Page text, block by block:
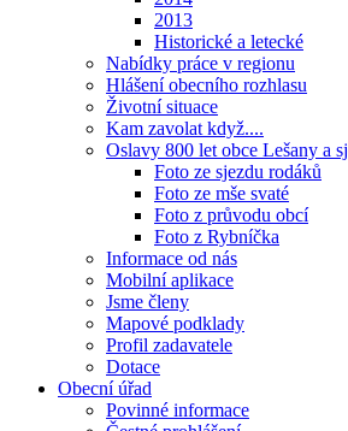
2013
Historické a letecké
Nabídky práce v regionu
Hlášení obecního rozhlasu
Životní situace
Kam zavolat když....
Oslavy 800 let obce Lešany a
Foto ze sjezdu rodáků
Foto ze mše svaté
Foto z průvodu obcí
Foto z Rybníčka
Informace od nás
Mobilní aplikace
Jsme členy
Mapové podklady
Profil zadavatele
Dotace
Obecní úřad
Povinné informace